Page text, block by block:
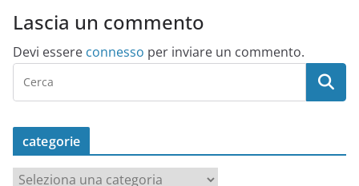
Lascia un commento
Devi essere connesso per inviare un commento.
categorie